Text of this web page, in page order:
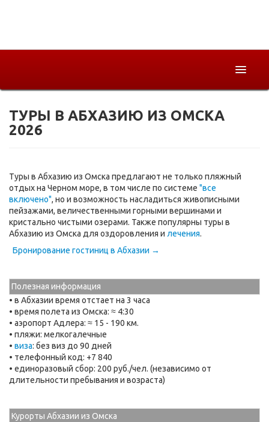
Горящие
Страны
О компании
ТУРЫ В АБХАЗИЮ ИЗ ОМСКА
2026
Туры в Абхазию из Омска предлагают не только пляжный
отдых на Черном море, в том числе по системе "все
включено", но и возможность насладиться живописными
пейзажами, величественными горными вершинами и
кристально чистыми озерами. Также популярны туры в
Абхазию из Омска для оздоровления и лечения.
Бронирование гостиниц в Абхазии →
Полезная информация
• в Абхазии время отстает на 3 часа
• время полета из Омска: ≈ 4:30
• аэропорт Адлера: ≈ 15 - 190 км.
• пляжи: мелкогалечные
• виза: без виз до 90 дней
• телефонный код: +7 840
• единоразовый сбор: 200 руб./чел. (независимо от
длительности пребывания и возраста)
Курорты Абхазии из Омска